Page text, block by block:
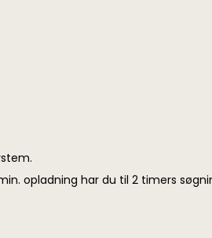
opladning har du til 2 timers